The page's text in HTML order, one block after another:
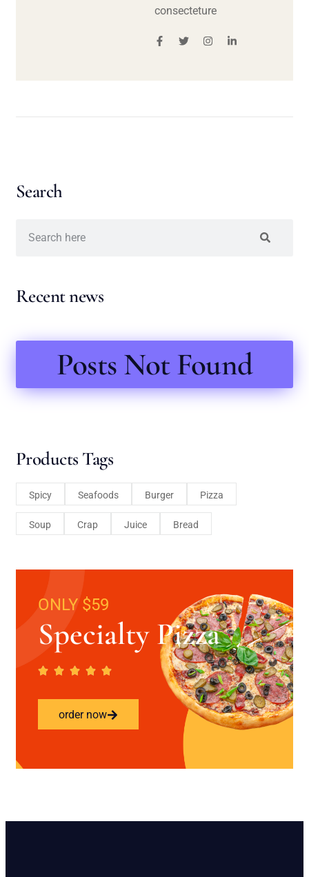
consecteture
Search
Recent news
Posts Not Found
Products Tags
Spicy Seafoods Burger Pizza
Soup Crap Juice Bread
ONLY $59
Specialty Pizza
order now